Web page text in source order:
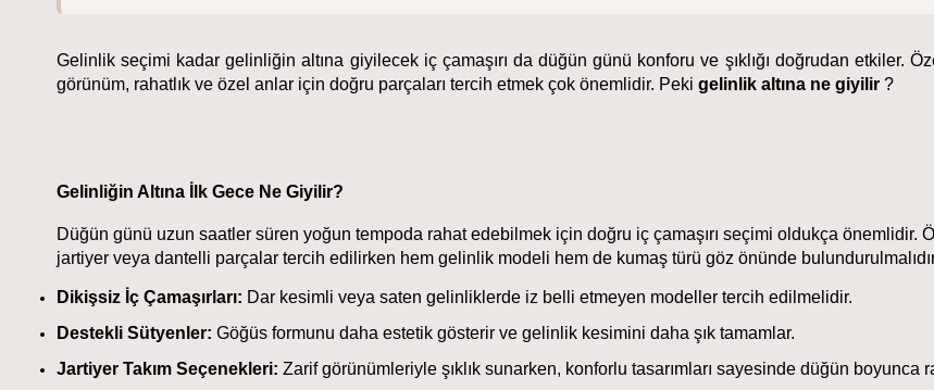
Gelinlik seçimi kadar gelinliğin altına giyilecek iç çamaşırı da düğün günü konforu ve şıklığı doğrudan etkiler.
görünüm, rahatlık ve özel anlar için doğru parçaları tercih etmek çok önemlidir. Peki gelinlik altına ne giyilir ?
Gelinliğin Altına İlk Gece Ne Giyilir?
Düğün günü uzun saatler süren yoğun tempoda rahat edebilmek için doğru iç çamaşırı seçimi oldukça önemlidir.
jartiyer veya dantelli parçalar tercih edilirken hem gelinlik modeli hem de kumaş türü göz önünde
Dikişsiz İç Çamaşırları: Dar kesimli veya saten gelinliklerde iz belli etmeyen modeller tercih edilmelidir.
Destekli Sütyenler: Göğüs formunu daha estetik gösterir ve gelinlik kesimini daha şık tamamlar.
Jartiyer Takım Seçenekleri: Zarif görünümleriyle şıklık sunarken, konforlu tasarımları sayesinde düğün boyunca